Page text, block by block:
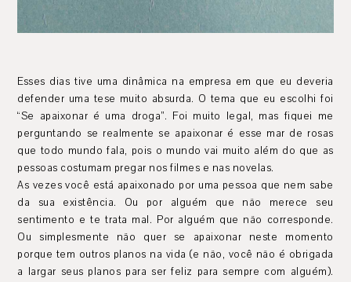
Esses dias tive uma dinâmica na empresa em que eu deveria
defender uma tese muito absurda. O tema que eu escolhi foi
“Se apaixonar é uma droga”. Foi muito legal, mas fiquei me
perguntando se realmente se apaixonar é esse mar de rosas
que todo mundo fala, pois o mundo vai muito além do que as
pessoas costumam pregar nos filmes e nas novelas.
As vezes você está apaixonado por uma pessoa que nem sabe
da sua existência. Ou por alguém que não merece seu
sentimento e te trata mal. Por alguém que não corresponde.
Ou simplesmente não quer se apaixonar neste momento
porque tem outros planos na vida (e não, você não é obrigada
a largar seus planos para ser feliz para sempre com alguém).